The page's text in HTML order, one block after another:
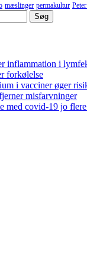
mæslinger permakultur
inflammation i
forkølelse
i vacciner øger
misfarvninger
med covid-19 jo